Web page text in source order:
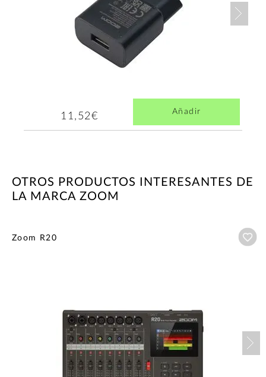
11,52€ Añadir
OTROS PRODUCTOS INTERESANTES DE
LA MARCA ZOOM
Zoom R20